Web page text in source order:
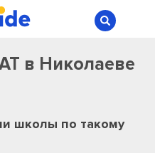
в Николаеве
школы по такому